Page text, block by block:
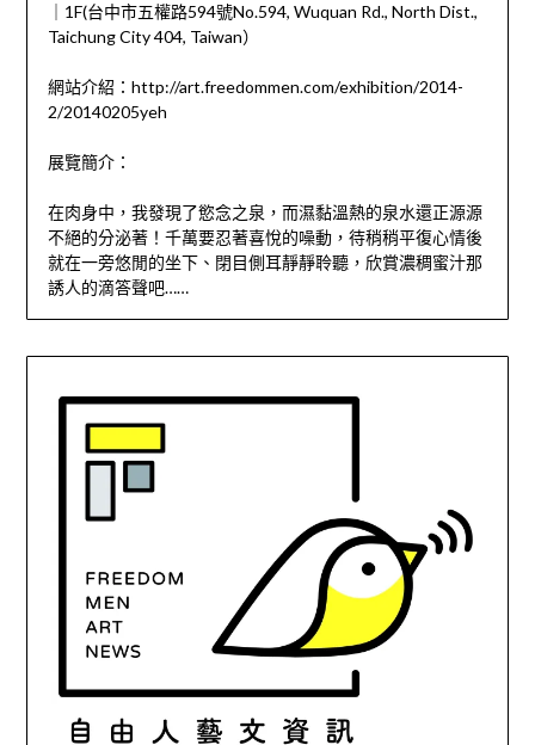
｜1F(台中市五權路594號No.594, Wuquan Rd., North Dist.,
Taichung City 404, Taiwan）
網站介紹：http://art.freedommen.com/exhibition/2014-
2/20140205yeh
展覽簡介：
在肉身中，我發現了慾念之泉，而濕黏溫熱的泉水還正源源
不絕的分泌著！千萬要忍著喜悅的噪動，待稍稍平復心情後
就在一旁悠閒的坐下、閉目側耳靜靜聆聽，欣賞濃稠蜜汁那
誘人的滴答聲吧……